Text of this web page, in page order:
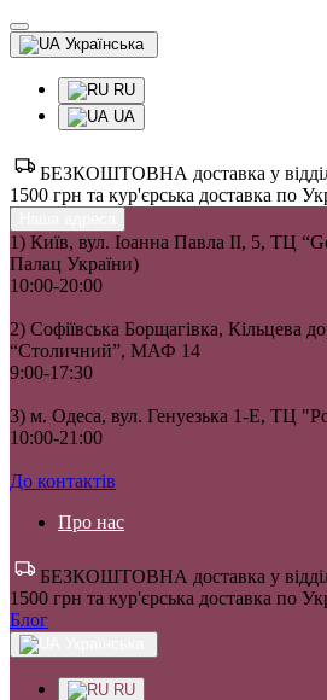
Українська
RU
UA
БЕЗКОШТОВНА доставка у
1500 грн та кур'єрська доставка по
1) Київ, вул. Іоанна Павла II, 5, ТЦ
Палац України)
10:00-20:00
2) Софіївська Борщагівка, Кільцева
“Столичний”, МАФ 14
9:00-17:30
3) м. Одеса, вул. Генуезька 1-Е, ТЦ
10:00-21:00
До контактів
Про нас
БЕЗКОШТОВНА доставка у
1500 грн та кур'єрська доставка по
Блог
RU